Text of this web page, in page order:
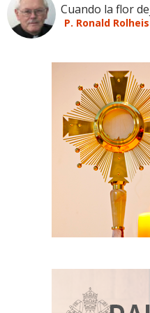
Cuando la flor
P. Ronald